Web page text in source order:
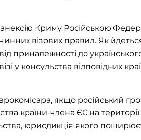
Криму Російською
візових правил. Як
приналежності до
у консульства відповідних
якщо російський
країни-члена ЄС на території
юрисдикція якого